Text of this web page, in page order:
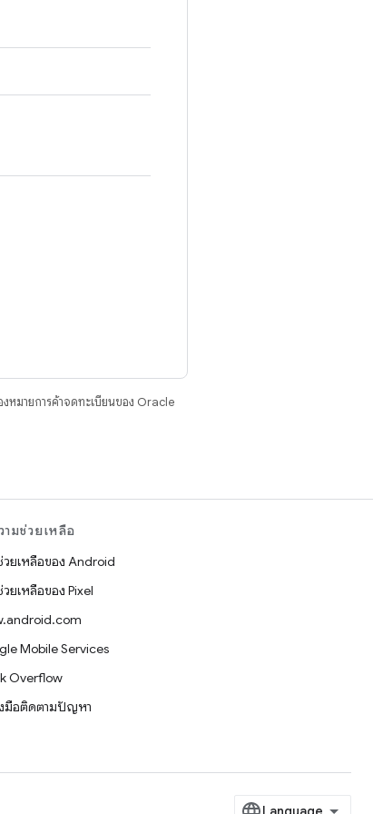
หมายการค้าจดทะเบียนของ Oracle
ามช่วยเหลือ
ยเหลือของ Android
ยเหลือของ Pixel
Mobile Services
Overflow
มือติดตามปัญหา